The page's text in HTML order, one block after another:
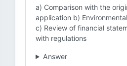
a) Comparison with the
application b)
c) Review of financial
with regulations
Answer